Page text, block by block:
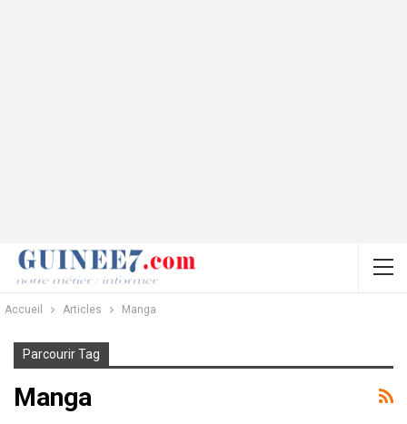
Accueil Articles Manga
Parcourir Tag
Manga